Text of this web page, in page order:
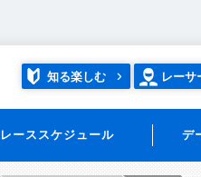
知る楽しむ レーサ
レーススケジュール デ